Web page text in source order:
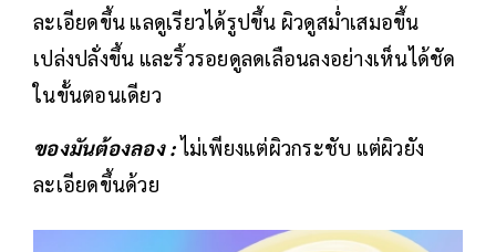
ละเอียดขึ้น แลดูเรียวได้รูปขึ้น ผิวดูสม่ำเสมอขึ้น
เปล่งปลั่งขึ้น และริ้วรอยดูลดเลือนลงอย่างเห็นได้ชัด
ในขั้นตอนเดียว
ของมันต้องลอง :ไม่เพียงแต่ผิวกระชับ แต่ผิวยัง
ละเอียดขึ้นด้วย